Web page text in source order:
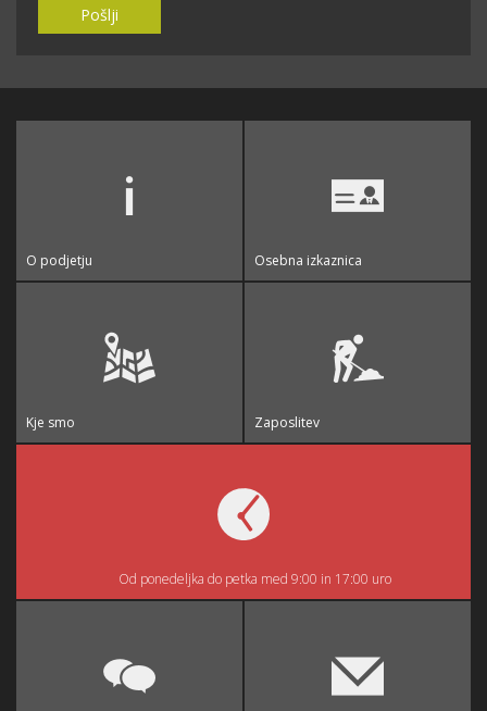
Pošlji
O podjetju Osebna izkaznica
Kje smo Zaposlitev
Od ponedeljka do petka med 9:00 in 17:00 uro